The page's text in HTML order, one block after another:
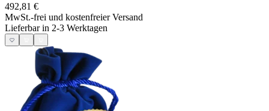
492,81 €
MwSt.-frei und kostenfreier Versand
Lieferbar in 2-3 Werktagen